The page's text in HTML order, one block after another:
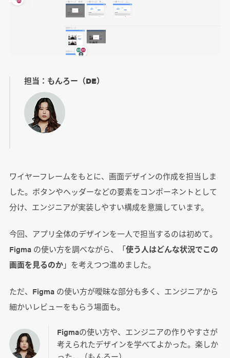
担当：もんろー（DE）
ワイヤーフレームをもとに、画面デザインの作成を担当しま
した。ボタンやヘッダーなどの要素をコンポーネントとして
分け、エンジニアが実装しやすい構成を意識しています。
今回、アプリ全体のデザインを一人で担当するのは初めて。
Figma の使い方を調べながら、「使う人はどんな状況でこの
画面を見るのか」を考えつつ進めました。
ただ、Figma の使い方が曖昧な部分も多く、エンジニアから
細かいレビューをもらう場面も。
Figmaの使い方や、エンジニアの作りやすさが
考えられたデザインを学べてよかった。楽しか